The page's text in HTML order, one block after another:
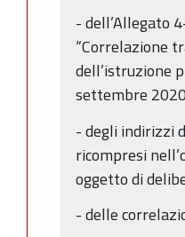
- dell’Allegato
“Correlazione
dell’istruzione
settembre
- degli indirizzi
ricompresi
oggetto di
- delle